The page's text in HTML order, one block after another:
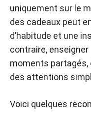
uniquement sur le
des cadeaux peut
d’habitude et une
contraire,
moments
des attentions
Voici quelques